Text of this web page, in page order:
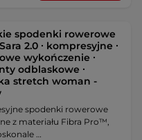
spodenki rowerowe
2.0 ∙ kompresyjne ∙
wykończenie ∙
odblaskowe ∙
stretch woman -
spodenki rowerowe
z materiału Fibra Pro™,
…